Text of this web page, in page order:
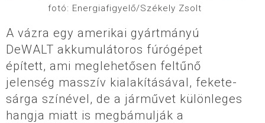
fotó: Energiafigyelő/Székely Zsolt
A vázra egy amerikai gyártmányú
DeWALT akkumulátoros fúrógépet
épített, ami meglehetősen feltűnő
jelenség masszív kialakításával, fekete-
sárga színével, de a járművet különleges
hangja miatt is megbámulják a